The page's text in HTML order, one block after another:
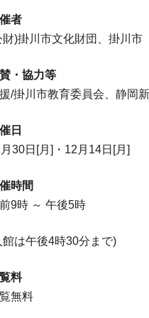
者
財)掛川市文化財団、掛川市
・協力等
/掛川市教育委員会、静岡
日
30日[月]・12月14日[月]
時間
9時 ～ 午後5時
館は午後4時30分まで)
料
無料